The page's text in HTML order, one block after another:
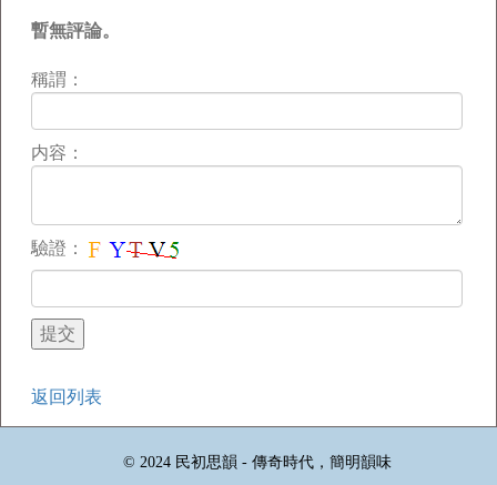
暫無評論。
稱謂：
内容：
驗證：
返回列表
© 2024 民初思韻 - 傳奇時代，簡明韻味